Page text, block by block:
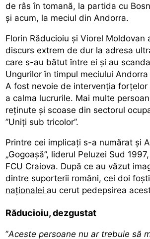
de râs în tomană, la partida cu
și acum, la meciul din Andorra.
Florin Răducioiu și Viorel Moldovan
discurs extrem de dur la adresa
care s-au bătut între ei și au
Ungurilor în timpul meciului
A fost nevoie de intervenția
a calma lucrurile. Mai multe
reținute și scoase din sectorul
”Uniți sub tricolor”.
Printre cei implicați s-a numărat și
„Gogoașă”, liderul Peluzei Sud
FCU Craiova. După ce au văzut
dintre suporterii români, cei doi
naționalei au cerut pedepsirea
Răducioiu, dezgustat
”Aceste persoane nu ar trebuie să